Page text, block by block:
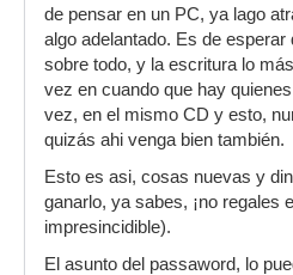
de pensar en un PC, ya lago
algo adelantado. Es de esperar
sobre todo, y la escritura lo
vez en cuando que hay
vez, en el mismo CD y esto,
quizás ahi venga bien también.
Esto es asi, cosas nuevas y
ganarlo, ya sabes, ¡no regales
impresincidible).
El asunto del passaword, lo